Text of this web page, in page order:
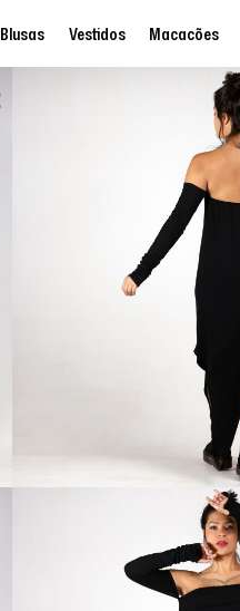
Blusas Vestidos Macacões